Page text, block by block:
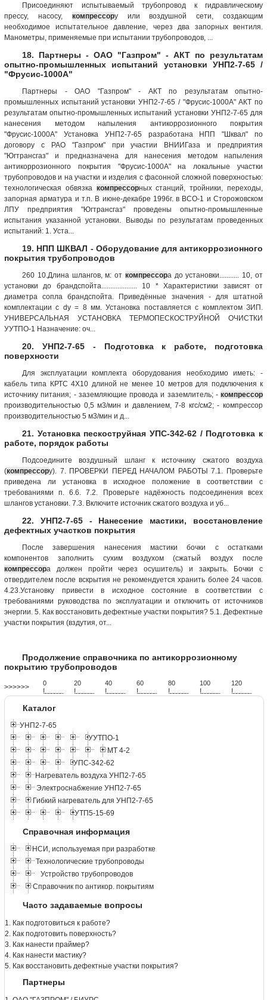
Присоединяют испытываемый трубопровод к гидравлическому
прессу, насосу, компрессору или воздушной сети, создающим
необходимое испытательное давление, через два запорных вентиля.
Манометры, применяемые при испытании трубопроводов, ...
18. Партнеры - ОАО "Газпром" - АКТ по результатам
опытно-промышленных испытаний установки УНП2-7-65 /
"Фрусис-1000А"
Партнеры - ОАО "Газпром" - АКТ по результатам опытно-
промышленных испытаний установки УНП2-7-65 / "Фрусис-1000А" АКТ по
результатам опытно-промышленных испытаний установки УНП2-7-65 для
нанесения методом напыления антикоррозионного покрытия
"Фрусис-1000А" Установка УНП2-7-65 разработана НПП "Шквал" по
договору с РАО "Газпром" при участии ВНИИГаза и предприятия
"Югтрансгаз" и предназначена для нанесения методом напыления
антикоррозионного покрытия "Фрусис-1000А" на локальные участки
трубопроводов и на участки и изделия с фасонной сложной поверхностью:
технологическая обвязка компрессорных станций, тройники, переходы,
запорная арматура и т.п. В июне-декабре 1996г. в ВСО-1 и Сторожовском
ЛПУ предприятия "Югтрансгаз" проведены опытно-промышленные
испытания указанной установки. Выводы по результатам проведенных
испытаний: 1. Уста...
19. НПП ШКВАЛ - Оборудование для антикоррозионного
покрытия трубопроводов
260 10.Длина шлангов, м: от компрессора до установки........... 10, от
установки до брандспойта.................... 10 * Характеристики зависят от
диаметра сопла брандспойта. Приведённые значения - для штатной
комплектации с dy = 8 мм. Установка поставляется с комплектом ЗИП.
УНИВЕРСАЛЬНАЯ УСТАНОВКА ТЕРМОПЕСКОСТРУЙНОЙ ОЧИСТКИ
УУТПО-1 Назначение: оч...
20. УНП2-7-65 - Подготовка к работе, подготовка
поверхности
Для эксплуатации комплекта оборудования необходимо иметь: -
кабель типа КРТС 4X10 длиной не менее 10 метров для подключения к
источнику питания; - заземляющие провода и заземлитель; - компрессор
производительностью 0,5 м3/мин и давлением, 7-8 кгс/см2; - компрессор
производительностью 5 м3/мин и д...
21. Установка пескоструйная УПС-342-62 / Подготовка к
работе, порядок работы
Подсоедините воздушный шланг к источнику сжатого воздуха
(компрессору). 7. ПРОВЕРКИ ПЕРЕД НАЧАЛОМ РАБОТЫ 7.1. Проверьте
приведена ли установка в исходное положение в соответствии с
требованиями п. 6.6. 7.2. Проверьте надёжность подсоединения всех
шлангов установки. 7.3. Включите источник сжатого воздуха и уб...
22. УНП2-7-65 - Нанесение мастики, восстановление
дефектных участков покрытия
После завершения нанесения мастики бочки с остатками
компонентов заполнить сухим воздухом (сжатый воздух после
компрессора должен пройти через осушитель) и закрыть. Бочки с
отвердителем после вскрытия не рекомендуется хранить более 24 часов.
4.23.Установку привести в исходное состояние в соответствии с
требованиями руководства по эксплуатации и отключить от источников
энергии. 5. Как восстановить дефектные участки покрытия? 5.1. Дефектные
участки покрытия (вздутия, от...
Продолжение справочника по антикоррозионному
покрытию трубопроводов
>>>>>> 0
!...................
20
!...................
40
!...................
60
!...................
80
!...................
100
!...................
120
!...................
Каталог
УНП2-7-65
УУТПО-1
МТ 4-2
УПС-342-62
Нагреватель воздуха УНП2-7-65
Электроснабжение УНП2-7-65
Гибкий нагреватель для УНП2-7-65
УТП5-15-69
Справочная информация
НСИ, используемая при разработке
Технологические трубопроводы
Устройство трубопроводов
Справочник по антикор. покрытиям
Часто задаваемые вопросы
1. Как подготовиться к работе?
2. Как подготовить поверхность?
3. Как нанести праймер?
4. Как нанести мастику?
5. Как восстановить дефектные участки покрытия?
Партнеры